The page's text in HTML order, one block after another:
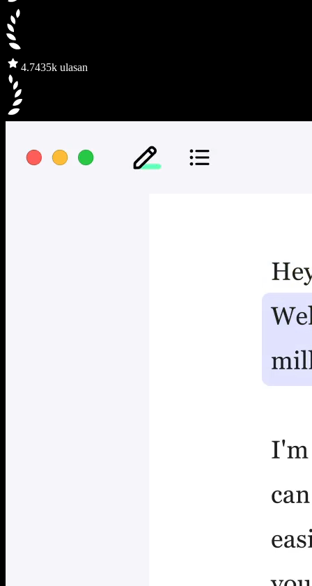
4.7435k ulasan